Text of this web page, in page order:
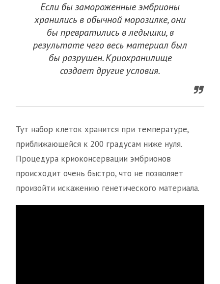
Если бы замороженные эмбрионы
хранились в обычной морозилке, они
бы превратились в ледышки, в
результате чего весь материал был
бы разрушен. Криохранилище
создает другие условия.
Тут набор клеток хранится при температуре,
приближающейся к 200 градусам ниже нуля.
Процедура криоконсервации эмбрионов
происходит очень быстро, что не позволяет
произойти искажению генетического материала.